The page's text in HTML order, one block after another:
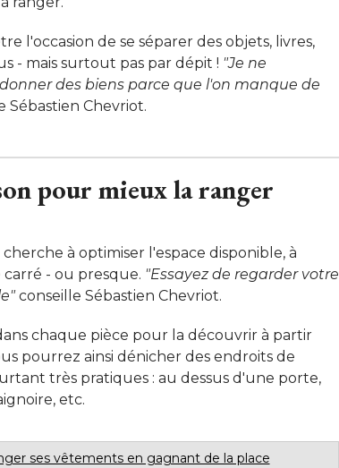
l'occasion de se séparer des objets, livres,
- mais surtout pas par dépit ! "Je ne
des biens parce que l'on manque de
Chevriot.
pour mieux la ranger
à optimiser l'espace disponible, à
- ou presque. "Essayez de regarder votre
conseille Sébastien Chevriot.
chaque pièce pour la découvrir à partir
pourrez ainsi dénicher des endroits de
très pratiques : au dessus d'une porte,
etc.
ses vêtements en gagnant de la place